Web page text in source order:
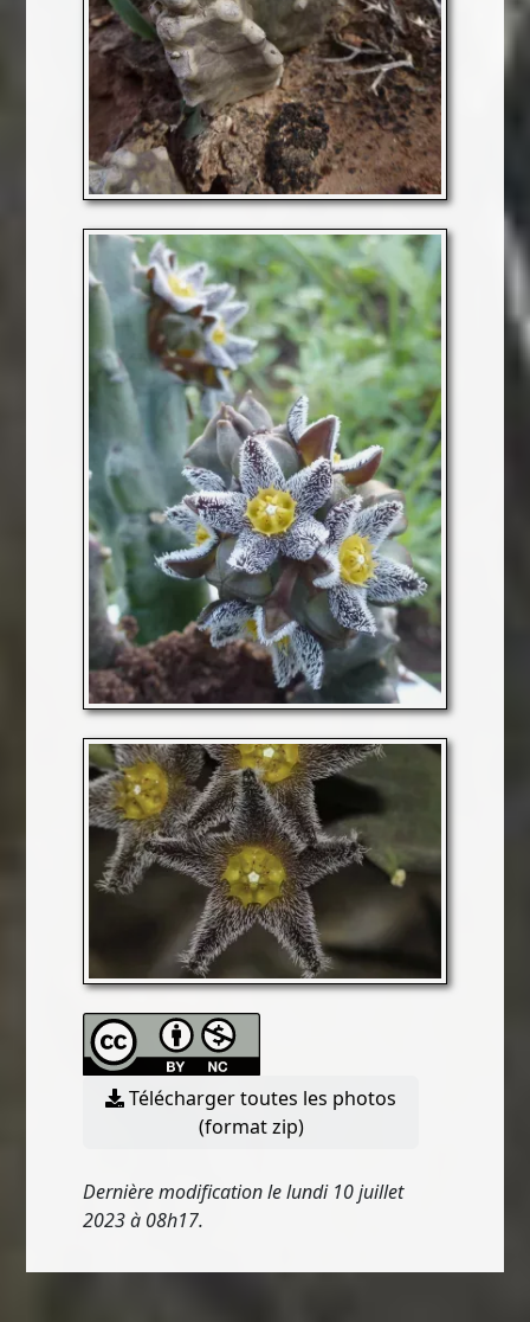
Télécharger toutes les photos
(format zip)
Dernière modification le lundi 10 juillet
2023 à 08h17.